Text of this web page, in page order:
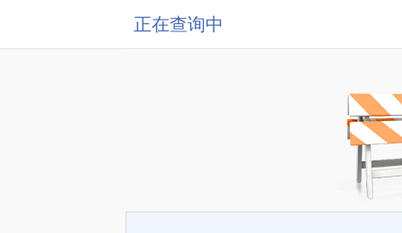
正在查询中